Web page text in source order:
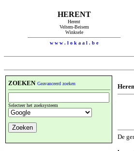
HERENT
Herent
Veltem-Beisem
Winksele
w w w . l o k a a l . b e
ZOEKEN Geavanceerd zoeken
Selecteer het zoeksysteem
De